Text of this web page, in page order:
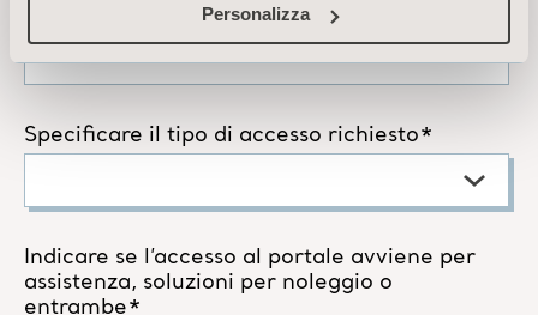
Personalizza